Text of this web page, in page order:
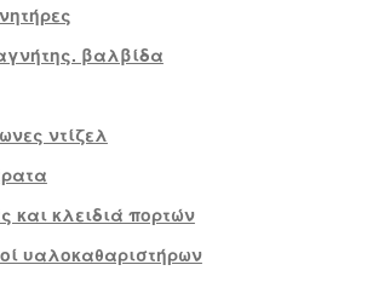
βαλβίδα
ντίζελ
και κλειδιά πορτών
υαλοκαθαριστήρων